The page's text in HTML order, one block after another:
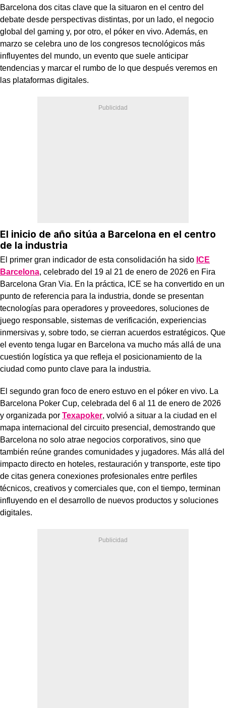
Barcelona dos citas clave que la situaron en el centro del
debate desde perspectivas distintas, por un lado, el negocio
global del gaming y, por otro, el póker en vivo. Además, en
marzo se celebra uno de los congresos tecnológicos más
influyentes del mundo, un evento que suele anticipar
tendencias y marcar el rumbo de lo que después veremos en
las plataformas digitales.
El inicio de año sitúa a Barcelona en el centro
de la industria
El primer gran indicador de esta consolidación ha sido ICE
Barcelona, celebrado del 19 al 21 de enero de 2026 en Fira
Barcelona Gran Via. En la práctica, ICE se ha convertido en un
punto de referencia para la industria, donde se presentan
tecnologías para operadores y proveedores, soluciones de
juego responsable, sistemas de verificación, experiencias
inmersivas y, sobre todo, se cierran acuerdos estratégicos. Que
el evento tenga lugar en Barcelona va mucho más allá de una
cuestión logística ya que refleja el posicionamiento de la
ciudad como punto clave para la industria.
El segundo gran foco de enero estuvo en el póker en vivo. La
Barcelona Poker Cup, celebrada del 6 al 11 de enero de 2026
y organizada por Texapoker, volvió a situar a la ciudad en el
mapa internacional del circuito presencial, demostrando que
Barcelona no solo atrae negocios corporativos, sino que
también reúne grandes comunidades y jugadores. Más allá del
impacto directo en hoteles, restauración y transporte, este tipo
de citas genera conexiones profesionales entre perfiles
técnicos, creativos y comerciales que, con el tiempo, terminan
influyendo en el desarrollo de nuevos productos y soluciones
digitales.